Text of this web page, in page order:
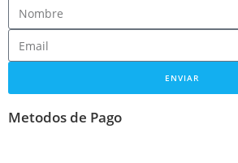
ENVIAR
Metodos de Pago